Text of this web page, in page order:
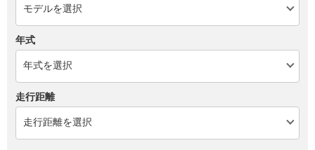
年式
走行距離